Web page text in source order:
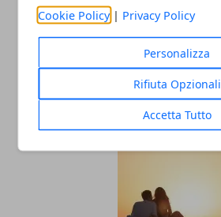
Cookie Policy | Privacy Policy
Personalizza
Rifiuta Opzionali
Accetta Tutto
ARTICOLI CORRELATI